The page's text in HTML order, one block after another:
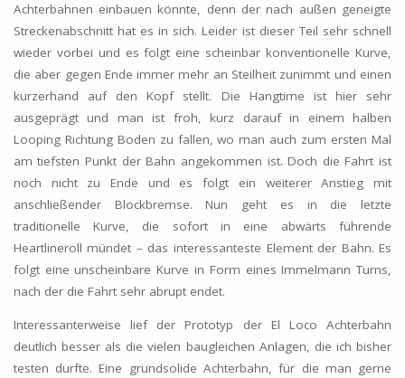
Achterbahnen einbauen könnte, denn der nach außen geneigte
Streckenabschnitt hat es in sich. Leider ist dieser Teil sehr schnell
wieder vorbei und es folgt eine scheinbar konventionelle Kurve,
die aber gegen Ende immer mehr an Steilheit zunimmt und einen
kurzerhand auf den Kopf stellt. Die Hangtime ist hier sehr
ausgeprägt und man ist froh, kurz darauf in einem halben
Looping Richtung Boden zu fallen, wo man auch zum ersten Mal
am tiefsten Punkt der Bahn angekommen ist. Doch die Fahrt ist
noch nicht zu Ende und es folgt ein weiterer Anstieg mit
anschließender Blockbremse. Nun geht es in die letzte
traditionelle Kurve, die sofort in eine abwärts führende
Heartlineroll mündet – das interessanteste Element der Bahn. Es
folgt eine unscheinbare Kurve in Form eines Immelmann Turns,
nach der die Fahrt sehr abrupt endet.
Interessanterweise lief der Prototyp der El Loco Achterbahn
deutlich besser als die vielen baugleichen Anlagen, die ich bisher
testen durfte. Eine grundsolide Achterbahn, für die man gerne